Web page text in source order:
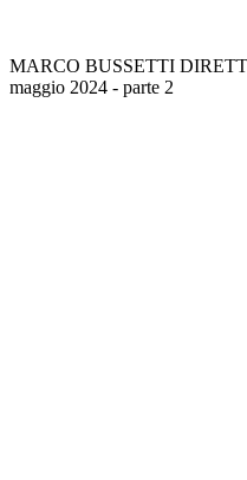
MARCO BUSSETTI
maggio 2024 - parte 2